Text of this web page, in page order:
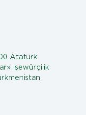
Atatürk
işewürçilik